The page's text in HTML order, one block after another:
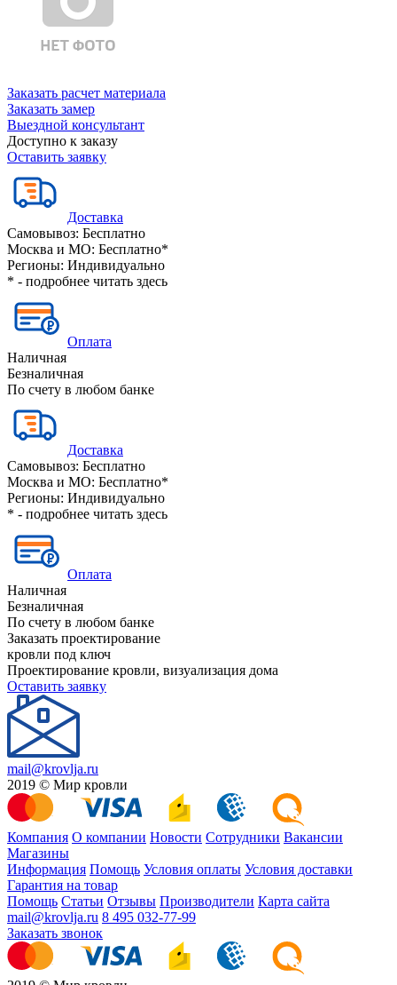
Заказать расчет материала
Заказать замер
Выездной консультант
Доступно к заказу
Оставить заявку
Доставка
Самовывоз: Бесплатно
Москва и МО: Бесплатно*
Регионы: Индивидуально
* - подробнее читать здесь
Оплата
Наличная
Безналичная
По счету в любом банке
Доставка
Самовывоз: Бесплатно
Москва и МО: Бесплатно*
Регионы: Индивидуально
* - подробнее читать здесь
Оплата
Наличная
Безналичная
По счету в любом банке
Заказать проектирование
кровли под ключ
Проектирование кровли, визуализация дома
Оставить заявку
mail@krovlja.ru
2019 © Мир кровли
Компания О компании Новости Сотрудники Вакансии
Магазины
Информация Помощь Условия оплаты Условия доставки
Гарантия на товар
Помощь Статьи Отзывы Производители Карта сайта
mail@krovlja.ru 8 495 032-77-99
Заказать звонок